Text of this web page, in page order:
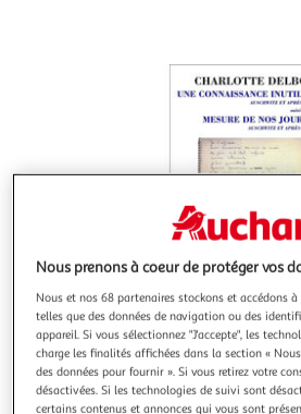
Nous prenons à coeur de protéger vos
Nous et nos 68 partenaires stockons et accédons à
telles que des données de navigation ou des
appareil. Si vous sélectionnez "J'accepte", les
charge les finalités affichées dans la section «
des données pour fournir ». Si vous retirez votre
désactivées. Si les technologies de suivi sont
certains contenus et annonces qui vous sont